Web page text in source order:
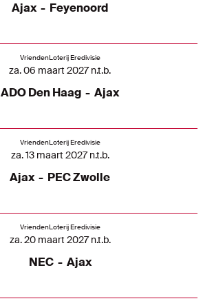
Ajax - Feyenoord
VriendenLoterij Eredivisie
za. 06 maart 2027 n.t.b.
ADO Den Haag - Ajax
VriendenLoterij Eredivisie
za. 13 maart 2027 n.t.b.
Ajax - PEC Zwolle
VriendenLoterij Eredivisie
za. 20 maart 2027 n.t.b.
NEC - Ajax